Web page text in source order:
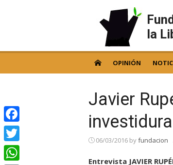
la
OPINIÓN
Javier
06/03/2016 byfundacion
Entrevista JAVIER
Facebook
Twitter